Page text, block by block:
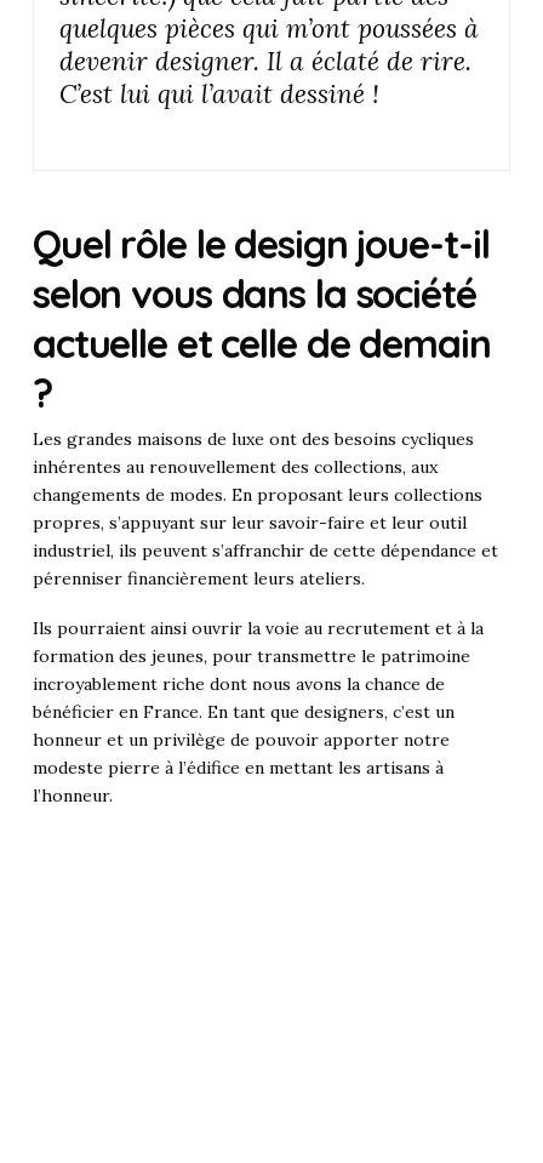
quelques pièces qui m’ont poussées à
devenir designer. Il a éclaté de rire.
C’est lui qui l’avait dessiné !
Quel rôle le design joue-t-il
selon vous dans la société
actuelle et celle de demain
?
Les grandes maisons de luxe ont des besoins cycliques
inhérentes au renouvellement des collections, aux
changements de modes. En proposant leurs collections
propres, s’appuyant sur leur savoir-faire et leur outil
industriel, ils peuvent s’affranchir de cette dépendance et
pérenniser financièrement leurs ateliers.
Ils pourraient ainsi ouvrir la voie au recrutement et à la
formation des jeunes, pour transmettre le patrimoine
incroyablement riche dont nous avons la chance de
bénéficier en France. En tant que designers, c’est un
honneur et un privilège de pouvoir apporter notre
modeste pierre à l’édifice en mettant les artisans à
l’honneur.